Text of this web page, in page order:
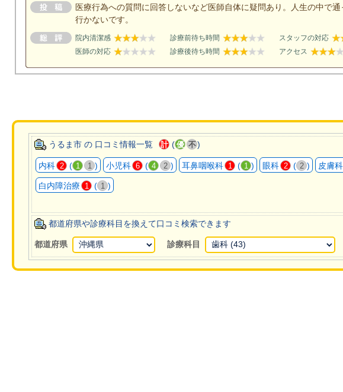
医療行為への質問に回答しないなど医師自体に疑問あり。人生の中で
行かないです。
院内清潔感 診療前待ち時間
スタッフの対応
医師の対応
診療後待ち時間 アクセス
うるま市 の 口コミ情報一覧 計 (優 不)
内科 2 ( 1 1 ) 小児科 6 ( 4 2 ) 耳鼻咽喉科 1 ( 1 ) 眼科 2 ( 2 ) 皮膚科
白内障治療 1 ( 1 )
都道府県や診療科目を換えて口コミ検索できます
都道府県 診療科目